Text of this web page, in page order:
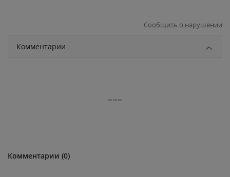
Сообщить о нарушении
Комментарии
Комментарии (0)